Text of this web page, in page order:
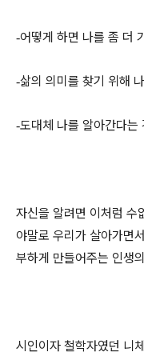
-어떻게 하면 나를 좀 더
-삶의 의미를 찾기 위해
-도대체 나를 알아간다는
자신을 알려면 이처럼 수
야말로 우리가 살아가면
부하게 만들어주는 인생
시인이자 철학자였던 니